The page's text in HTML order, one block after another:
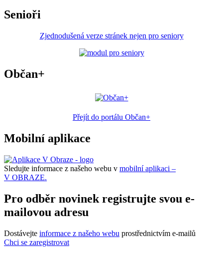
Senioři
Zjednodušená verze stránek nejen pro seniory
Občan+
Přejít do portálu Občan+
Mobilní aplikace
Sledujte informace z našeho webu v mobilní aplikaci –
V OBRAZE.
Pro odběr novinek registrujte svou e-
mailovou adresu
Dostávejte informace z našeho webu prostřednictvím e-mailů
Chci se zaregistrovat